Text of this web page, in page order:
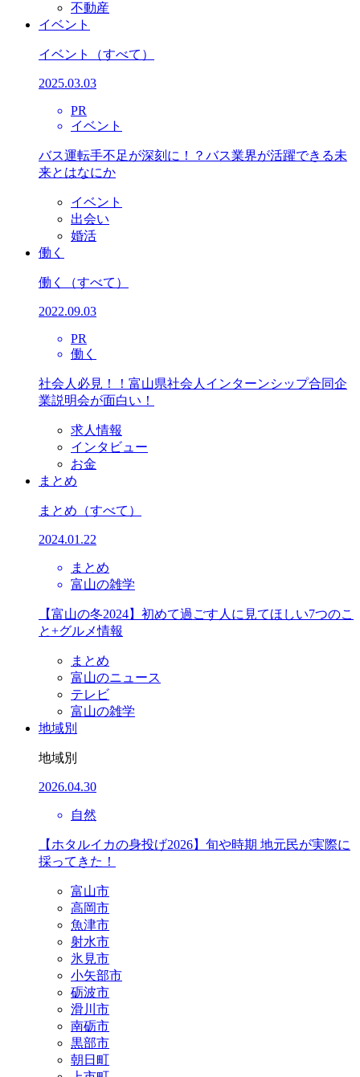
不動産
イベント
イベント （すべて）
2025.03.03
PR
イベント
バス運転手不足が深刻に！？バス業界が活躍できる未
来とはなにか
イベント
出会い
婚活
働く
働く （すべて）
2022.09.03
PR
働く
社会人必見！！富山県社会人インターンシップ合同企
業説明会が面白い！
求人情報
インタビュー
お金
まとめ
まとめ （すべて）
2024.01.22
まとめ
富山の雑学
【富山の冬2024】初めて過ごす人に見てほしい7つのこ
と+グルメ情報
まとめ
富山のニュース
テレビ
富山の雑学
地域別
地域別
2026.04.30
自然
【ホタルイカの身投げ2026】旬や時期 地元民が実際に
採ってきた！
富山市
高岡市
魚津市
射水市
氷見市
小矢部市
砺波市
滑川市
南砺市
黒部市
朝日町